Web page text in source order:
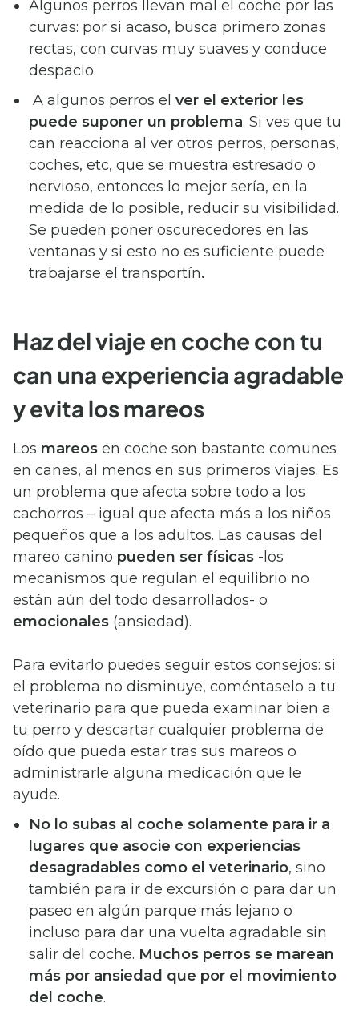
Algunos perros llevan mal el coche por las
curvas: por si acaso, busca primero zonas
rectas, con curvas muy suaves y conduce
despacio.
A algunos perros el ver el exterior les
puede suponer un problema. Si ves que tu
can reacciona al ver otros perros, personas,
coches, etc, que se muestra estresado o
nervioso, entonces lo mejor sería, en la
medida de lo posible, reducir su visibilidad.
Se pueden poner oscurecedores en las
ventanas y si esto no es suficiente puede
trabajarse el transportín.
Haz del viaje en coche con tu
can una experiencia agradable
y evita los mareos
Los mareos en coche son bastante comunes
en canes, al menos en sus primeros viajes. Es
un problema que afecta sobre todo a los
cachorros – igual que afecta más a los niños
pequeños que a los adultos. Las causas del
mareo canino pueden ser físicas -los
mecanismos que regulan el equilibrio no
están aún del todo desarrollados- o
emocionales (ansiedad).
Para evitarlo puedes seguir estos consejos: si
el problema no disminuye, coméntaselo a tu
veterinario para que pueda examinar bien a
tu perro y descartar cualquier problema de
oído que pueda estar tras sus mareos o
administrarle alguna medicación que le
ayude.
No lo subas al coche solamente para ir a
lugares que asocie con experiencias
desagradables como el veterinario, sino
también para ir de excursión o para dar un
paseo en algún parque más lejano o
incluso para dar una vuelta agradable sin
salir del coche. Muchos perros se marean
más por ansiedad que por el movimiento
del coche.